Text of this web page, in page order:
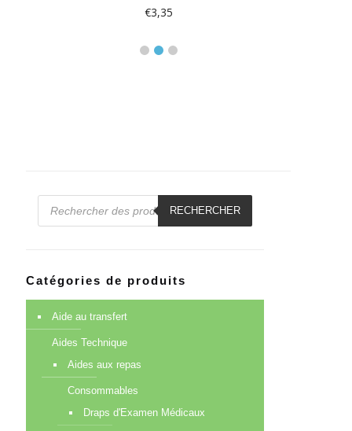
€3,35
Recherche
RECHERCHER
Catégories de produits
Aide au transfert
Aides Technique
Aides aux repas
Consommables
Draps d'Examen Médicaux